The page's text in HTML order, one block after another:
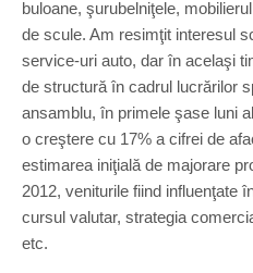
buloane, şurubelniţele,
de scule. Am resimţit interesul
service-uri auto, dar în acelaşi
de structură în cadrul lucrărilor
ansamblu, în primele şase luni
o creştere cu 17% a cifrei de
estimarea iniţială de majorare
2012, veniturile fiind influenţate
cursul valutar, strategia
etc.